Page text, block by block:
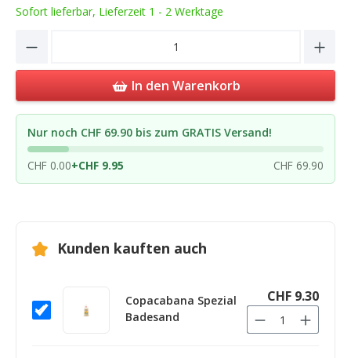
Sofort lieferbar, Lieferzeit 1 - 2 Werktage
Product Quantity: Enter the desired
In den Warenkorb
Nur noch CHF 69.90 bis zum GRATIS Versand!
CHF 0.00+CHF 9.95 CHF 69.90
Kunden kauften auch
Copacabana Spezial
Badesand
CHF 9.30